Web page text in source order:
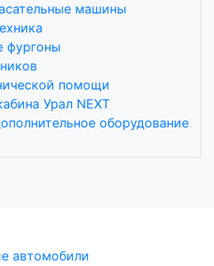
машины
фургоны
помощи
Урал NEXT
оборудование
автомобили